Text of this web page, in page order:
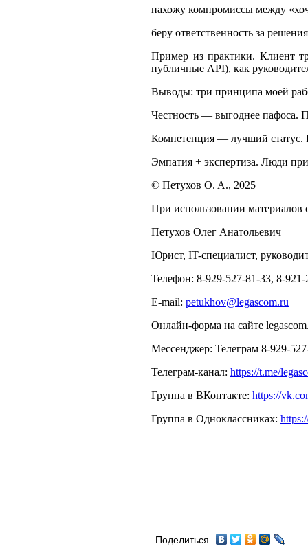
нахожу компромиссы между
беру ответственность за
Пример из практики. Клиент
публичные API), как
Выводы: три принципа моей
Честность — выгоднее пафоса.
Компетенция — лучший статус.
Эмпатия + экспертиза. Люди
© Петухов О. А., 2025
При использовании материалов
Петухов Олег Анатольевич
Юрист, IT-специалист,
Телефон: 8-929-527-81-33, 8-921-
E‑mail: petukhov@legascom.ru
Онлайн‑форма на сайте
Мессенджер: Телеграм 8-929-
Телеграм-канал: https://t.me/
Группа в ВКонтакте: https://
Группа в Одноклассниках:
Поделиться